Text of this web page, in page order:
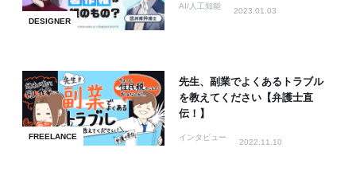
DESIGNER
AI/人工知能
2023.01.03
FREELANCE
先生、副業でよくあるトラブル
を教えてください【弁護士直
伝！】
インタビュー
2022.11.10